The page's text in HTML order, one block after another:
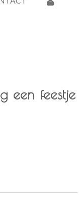
een feestje